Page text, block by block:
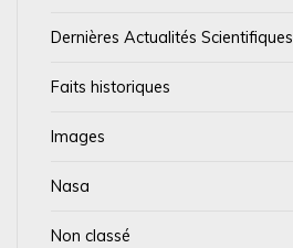
Dernières Actualités Scientifiques
Faits historiques
Images
Nasa
Non classé